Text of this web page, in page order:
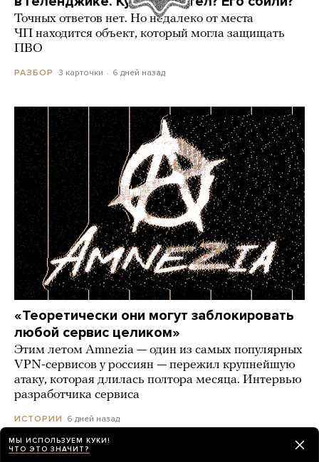
Точных ответов нет. Но недалеко от места
ЧП находится объект, который могла защищать
ПВО
РАЗБОР 3 карточки 6 дней назад
«Теоретически они могут заблокировать
любой сервис целиком»
Этим летом Amnezia — один из самых популярных
VPN-сервисов у россиян — пережил крупнейшую
атаку, которая длилась полтора месяца. Интервью
разработчика сервиса
ИСТОРИИ 6 дней назад
МЫ ИСПОЛЬЗУЕМ КУКИ!
ЧТО ЭТО ЗНАЧИТ?